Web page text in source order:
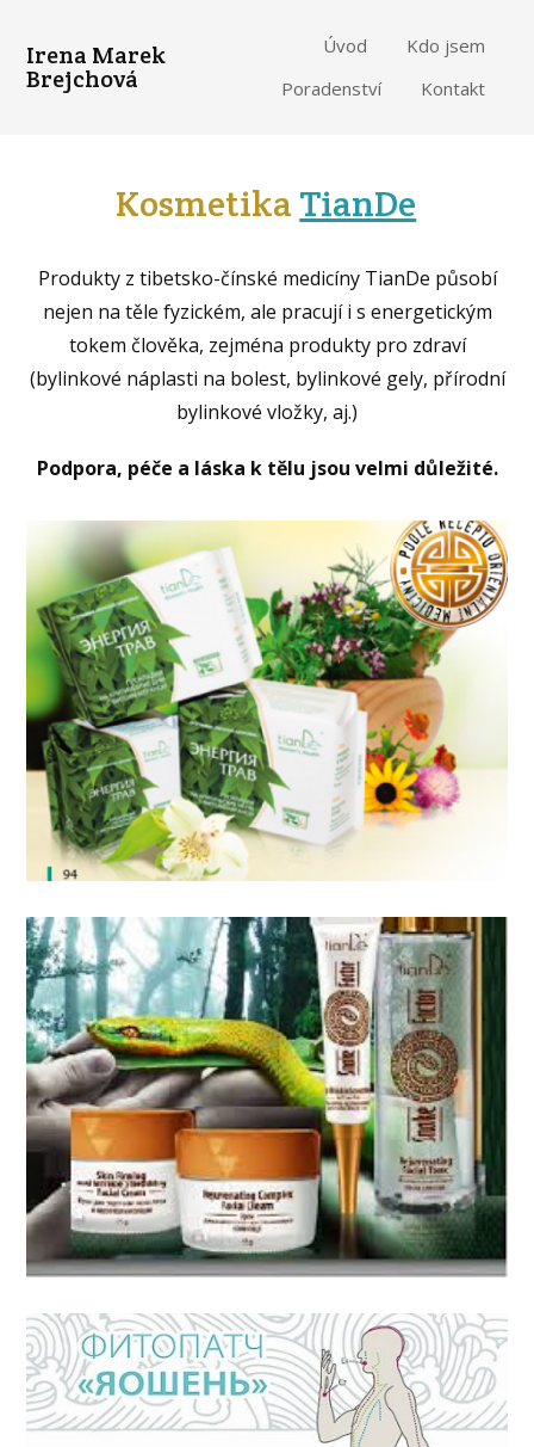
Irena Marek
Brejchová
Úvod
Kdo jsem
Poradenství
Kontakt
Kosmetika TianDe
Produkty z tibetsko-čínské medicíny TianDe působí
nejen na těle fyzickém, ale pracují i s energetickým
tokem člověka, zejména produkty pro zdraví
(bylinkové náplasti na bolest, bylinkové gely, přírodní
bylinkové vložky, aj.)
Podpora, péče a láska k tělu jsou velmi důležité.